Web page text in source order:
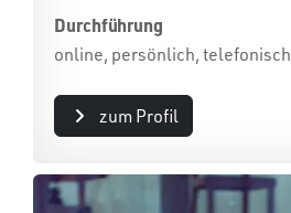
Durchführung
online, persönlich, telefonisch
zum Profil